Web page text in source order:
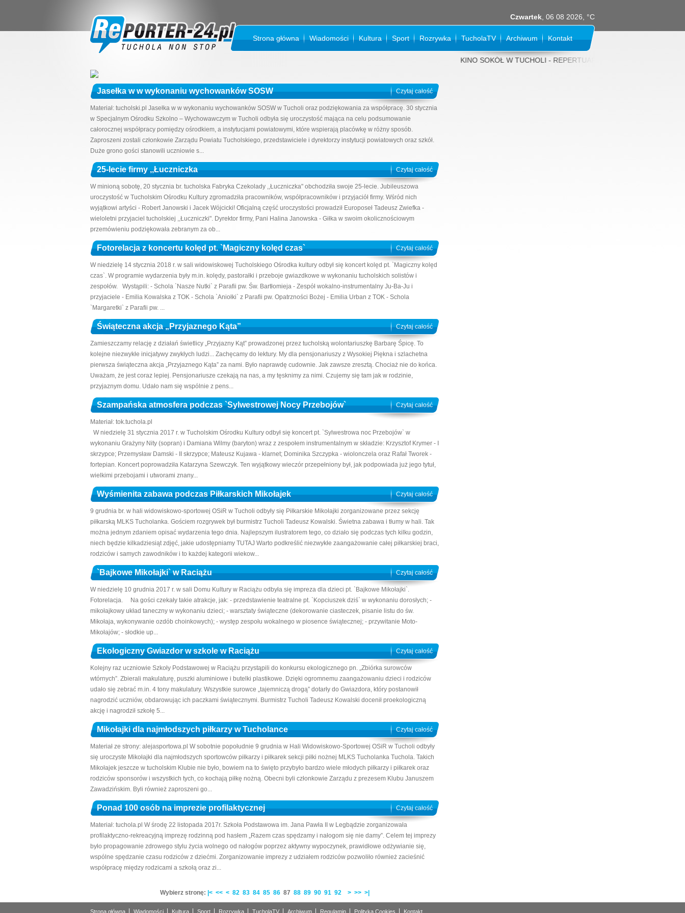
Czwartek , 06 08 2026, °C
Strona główna Wiadomości Kultura Sport Rozrywka TucholaTV Archiwum Kontakt
KINO SOKÓŁ W TUCHOLI - REPERTUAR NA SIERPIEŃ 2026 rok:
Jasełka w w wykonaniu wychowanków SOSW Czytaj całość
Materiał: tucholski.pl Jasełka w w wykonaniu wychowanków SOSW w Tucholi oraz podziękowania za współpracę. 30 stycznia
w Specjalnym Ośrodku Szkolno – Wychowawczym w Tucholi odbyła się uroczystość mająca na celu podsumowanie
całorocznej współpracy pomiędzy ośrodkiem, a instytucjami powiatowymi, które wspierają placówkę w różny sposób.
Zaproszeni zostali członkowie Zarządu Powiatu Tucholskiego, przedstawiciele i dyrektorzy instytucji powiatowych oraz szkół.
Duże grono gości stanowili uczniowie s...
25-lecie firmy ,,Łuczniczka Czytaj całość
W minioną sobotę, 20 stycznia br. tucholska Fabryka Czekolady ,,Łuczniczka" obchodziła swoje 25-lecie. Jubileuszowa
uroczystość w Tucholskim Ośrodku Kultury zgromadziła pracowników, współpracowników i przyjaciół firmy. Wśród nich
wyjątkowi artyści - Robert Janowski i Jacek Wójcicki! Oficjalną część uroczystości prowadził Europoseł Tadeusz Zwiefka -
wieloletni przyjaciel tucholskiej ,,Łuczniczki". Dyrektor firmy, Pani Halina Janowska - Giłka w swoim okolicznościowym
przemówieniu podziękowała zebranym za ob...
Fotorelacja z koncertu kolęd pt. `Magiczny kolęd czas` Czytaj całość
W niedzielę 14 stycznia 2018 r. w sali widowiskowej Tucholskiego Ośrodka kultury odbył się koncert kolęd pt. `Magiczny kolęd
czas`. W programie wydarzenia były m.in. kolędy, pastorałki i przeboje gwiazdkowe w wykonaniu tucholskich solistów i
zespołów. Wystąpili: - Schola `Nasze Nutki` z Parafii pw. Św. Bartłomieja - Zespół wokalno-instrumentalny Ju-Ba-Ju i
przyjaciele - Emilia Kowalska z TOK - Schola `Aniołki` z Parafii pw. Opatrzności Bożej - Emilia Urban z TOK - Schola
`Margaretki` z Parafii pw. ...
Świąteczna akcja „Przyjaznego Kąta” Czytaj całość
Zamieszczamy relację z działań świetlicy „Przyjazny Kąt” prowadzonej przez tucholską wolontariuszkę Barbarę Śpicę. To
kolejne niezwykłe inicjatywy zwykłych ludzi... Zachęcamy do lektury. My dla pensjonariuszy z Wysokiej Piękna i szlachetna
pierwsza świąteczna akcja „Przyjaznego Kąta” za nami. Było naprawdę cudownie. Jak zawsze zresztą. Chociaż nie do końca.
Uważam, że jest coraz lepiej. Pensjonariusze czekają na nas, a my tęsknimy za nimi. Czujemy się tam jak w rodzinie,
przyjaznym domu. Udało nam się wspólnie z pens...
Szampańska atmosfera podczas `Sylwestrowej Nocy Przebojów` Czytaj całość
Materiał: tok.tuchola.pl
W niedzielę 31 stycznia 2017 r. w Tucholskim Ośrodku Kultury odbył się koncert pt. `Sylwestrowa noc Przebojów` w
wykonaniu Grażyny Nity (sopran) i Damiana Wilmy (baryton) wraz z zespołem instrumentalnym w składzie: Krzysztof Krymer - I
skrzypce; Przemysław Damski - II skrzypce; Mateusz Kujawa - klarnet; Dominika Szczypka - wiolonczela oraz Rafał Tworek -
fortepian. Koncert poprowadziła Katarzyna Szewczyk. Ten wyjątkowy wieczór przepełniony był, jak podpowiada już jego tytuł,
wielkimi przebojami i utworami znany...
Wyśmienita zabawa podczas Piłkarskich Mikołajek Czytaj całość
9 grudnia br. w hali widowiskowo-sportowej OSiR w Tucholi odbyły się Piłkarskie Mikołajki zorganizowane przez sekcję
piłkarską MLKS Tucholanka. Gościem rozgrywek był burmistrz Tucholi Tadeusz Kowalski. Świetna zabawa i tłumy w hali. Tak
można jednym zdaniem opisać wydarzenia tego dnia. Najlepszym ilustratorem tego, co działo się podczas tych kilku godzin,
niech będzie kilkadziesiąt zdjęć, jakie udostępniamy TUTAJ Warto podkreślić niezwykłe zaangażowanie całej piłkarskiej braci,
rodziców i samych zawodników i to każdej kategorii wiekow...
`Bajkowe Mikołajki` w Raciążu Czytaj całość
W niedzielę 10 grudnia 2017 r. w sali Domu Kultury w Raciążu odbyła się impreza dla dzieci pt. `Bajkowe Mikołajki`.
Fotorelacja. Na gości czekały takie atrakcje, jak: - przedstawienie teatralne pt. `Kopciuszek dziś` w wykonaniu dorosłych; -
mikołajkowy układ taneczny w wykonaniu dzieci; - warsztaty świąteczne (dekorowanie ciasteczek, pisanie listu do św.
Mikołaja, wykonywanie ozdób choinkowych); - występ zespołu wokalnego w piosence świątecznej; - przywitanie Moto-
Mikołajów; - słodkie up...
Ekologiczny Gwiazdor w szkole w Raciążu Czytaj całość
Kolejny raz uczniowie Szkoły Podstawowej w Raciążu przystąpili do konkursu ekologicznego pn. „Zbiórka surowców
wtórnych”. Zbierali makulaturę, puszki aluminiowe i butelki plastikowe. Dzięki ogromnemu zaangażowaniu dzieci i rodziców
udało się zebrać m.in. 4 tony makulatury. Wszystkie surowce „tajemniczą drogą” dotarły do Gwiazdora, który postanowił
nagrodzić uczniów, obdarowując ich paczkami świątecznymi. Burmistrz Tucholi Tadeusz Kowalski docenił proekologiczną
akcję i nagrodził szkołę 5...
Mikołajki dla najmłodszych piłkarzy w Tucholance Czytaj całość
Materiał ze strony: alejasportowa.pl W sobotnie popołudnie 9 grudnia w Hali Widowiskowo-Sportowej OSiR w Tucholi odbyły
się uroczyste Mikołajki dla najmłodszych sportowców piłkarzy i piłkarek sekcji piłki nożnej MLKS Tucholanka Tuchola. Takich
Mikołajek jeszcze w tucholskim Klubie nie było, bowiem na to święto przybyło bardzo wiele młodych piłkarzy i piłkarek oraz
rodziców sponsorów i wszystkich tych, co kochają piłkę nożną. Obecni byli członkowie Zarządu z prezesem Klubu Januszem
Zawadzińskim. Byli również zaproszeni go...
Ponad 100 osób na imprezie profilaktycznej Czytaj całość
Materiał: tuchola.pl W środę 22 listopada 2017r. Szkoła Podstawowa im. Jana Pawła II w Legbądzie zorganizowała
profilaktyczno-rekreacyjną imprezę rodzinną pod hasłem „Razem czas spędzamy i nałogom się nie damy”. Celem tej imprezy
było propagowanie zdrowego stylu życia wolnego od nałogów poprzez aktywny wypoczynek, prawidłowe odżywianie się,
wspólne spędzanie czasu rodziców z dziećmi. Zorganizowanie imprezy z udziałem rodziców pozwoliło również zacieśnić
współpracę między rodzicami a szkołą oraz zi...
Wybierz stronę: |< << < 82 83 84 85 86 87 88 89 90 91 92 > >> >|
Strona główna Wiadomości Kultura Sport Rozrywka TucholaTV Archiwum Regulamin Polityka Cookies Kontakt